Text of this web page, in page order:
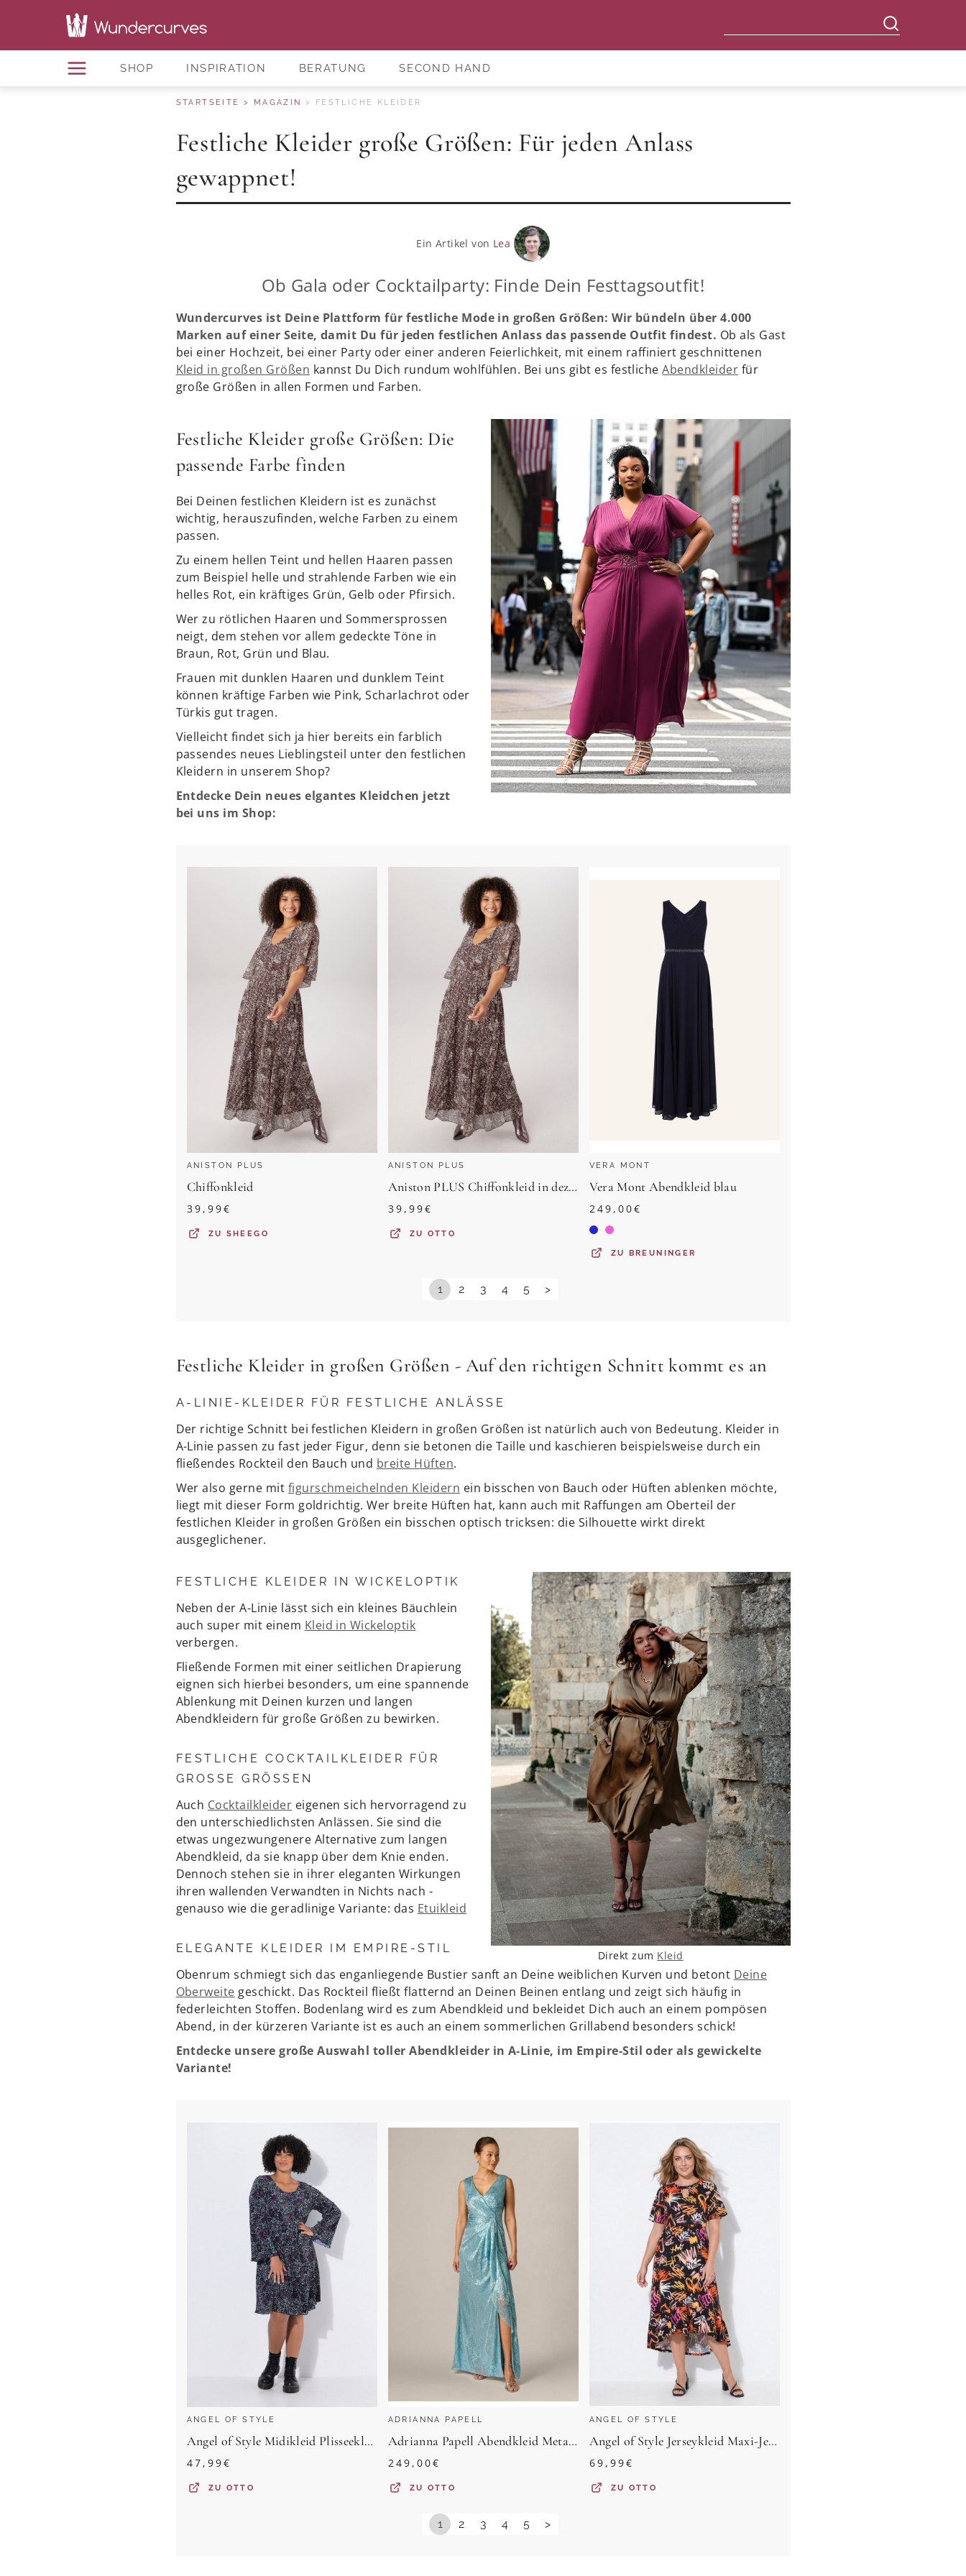
SHOP INSPIRATION BERATUNG SECOND HAND
STARTSEITE MAGAZIN FESTLICHE KLEIDER
Festliche Kleider große Größen: Für jeden Anlass
gewappnet!
Ein Artikel von Lea
Ob Gala oder Cocktailparty: Finde Dein Festtagsoutfit!
Wundercurves ist Deine Plattform für festliche Mode in großen Größen: Wir bündeln über 4.000
Marken auf einer Seite, damit Du für jeden festlichen Anlass das passende Outfit findest. Ob als Gast
bei einer Hochzeit, bei einer Party oder einer anderen Feierlichkeit, mit einem raffiniert geschnittenen
Kleid in großen Größen kannst Du Dich rundum wohlfühlen. Bei uns gibt es festlicheAbendkleider für
große Größen in allen Formen und Farben.
Festliche Kleider große Größen: Die
passende Farbe finden
Bei Deinen festlichen Kleidern ist es zunächst
wichtig, herauszufinden, welche Farben zu einem
passen.
Zu einem hellen Teint und hellen Haaren passen
zum Beispiel helle und strahlende Farben wie ein
helles Rot, ein kräftiges Grün, Gelb oder Pfirsich.
Wer zu rötlichen Haaren und Sommersprossen
neigt, dem stehen vor allem gedeckte Töne in
Braun, Rot, Grün und Blau.
Frauen mit dunklen Haaren und dunklem Teint
können kräftige Farben wie Pink, Scharlachrot oder
Türkis gut tragen.
Vielleicht findet sich ja hier bereits ein farblich
passendes neues Lieblingsteil unter den festlichen
Kleidern in unserem Shop?
Entdecke Dein neues elgantes Kleidchen jetzt
bei uns im Shop:
ANISTON PLUS
Chiffonkleid
39,99€
ZU SHEEGO
ANISTON PLUS
Aniston PLUS Chiffonkleid in dezentem Dessin - NEUE KOLLEKTION
39,99€
ZU OTTO
VERA MONT
Vera Mont Abendkleid blau
249,00€
ZU BREUNINGER
1 2 3 4 5 >
Festliche Kleider in großen Größen - Auf den richtigen Schnitt kommt es an
A-LINIE-KLEIDER FÜR FESTLICHE ANLÄSSE
Der richtige Schnitt bei festlichen Kleidern in großen Größen ist natürlich auch von Bedeutung. Kleider in
A-Linie passen zu fast jeder Figur, denn sie betonen die Taille und kaschieren beispielsweise durch ein
fließendes Rockteil den Bauch und breite Hüften.
Wer also gerne mit figurschmeichelnden Kleidern ein bisschen von Bauch oder Hüften ablenken möchte,
liegt mit dieser Form goldrichtig. Wer breite Hüften hat, kann auch mit Raffungen am Oberteil der
festlichen Kleider in großen Größen ein bisschen optisch tricksen: die Silhouette wirkt direkt
ausgeglichener.
Direkt zum Kleid
FESTLICHE KLEIDER IN WICKELOPTIK
Neben der A-Linie lässt sich ein kleines Bäuchlein
auch super mit einem Kleid in Wickeloptik
verbergen.
Fließende Formen mit einer seitlichen Drapierung
eignen sich hierbei besonders, um eine spannende
Ablenkung mit Deinen kurzen und langen
Abendkleidern für große Größen zu bewirken.
FESTLICHE COCKTAILKLEIDER FÜR
GROSSE GRÖSSEN
Auch Cocktailkleider eigenen sich hervorragend zu
den unterschiedlichsten Anlässen. Sie sind die
etwas ungezwungenere Alternative zum langen
Abendkleid, da sie knapp über dem Knie enden.
Dennoch stehen sie in ihrer eleganten Wirkungen
ihren wallenden Verwandten in Nichts nach -
genauso wie die geradlinige Variante: das Etuikleid
ELEGANTE KLEIDER IM EMPIRE-STIL
Obenrum schmiegt sich das enganliegende Bustier sanft an Deine weiblichen Kurven und betont Deine
Oberweite geschickt. Das Rockteil fließt flatternd an Deinen Beinen entlang und zeigt sich häufig in
federleichten Stoffen. Bodenlang wird es zum Abendkleid und bekleidet Dich auch an einem pompösen
Abend, in der kürzeren Variante ist es auch an einem sommerlichen Grillabend besonders schick!
Entdecke unsere große Auswahl toller Abendkleider in A-Linie, im Empire-Stil oder als gewickelte
Variante!
ANGEL OF STYLE
Angel of Style Midikleid Plisseekleid A-Linie Allovermuster Trompetenärmel
47,99€
ZU OTTO
ADRIANNA PAPELL
Adrianna Papell Abendkleid Metallic Crinkle Mesh Gown Schimmerndes, strukturiertes, ärmelloses Metallic-Kleid
249,00€
ZU OTTO
ANGEL OF STYLE
Angel of Style Jerseykleid Maxi-Jerseykleid Graffiti-Muster Flügelärmel
69,99€
ZU OTTO
1 2 3 4 5 >